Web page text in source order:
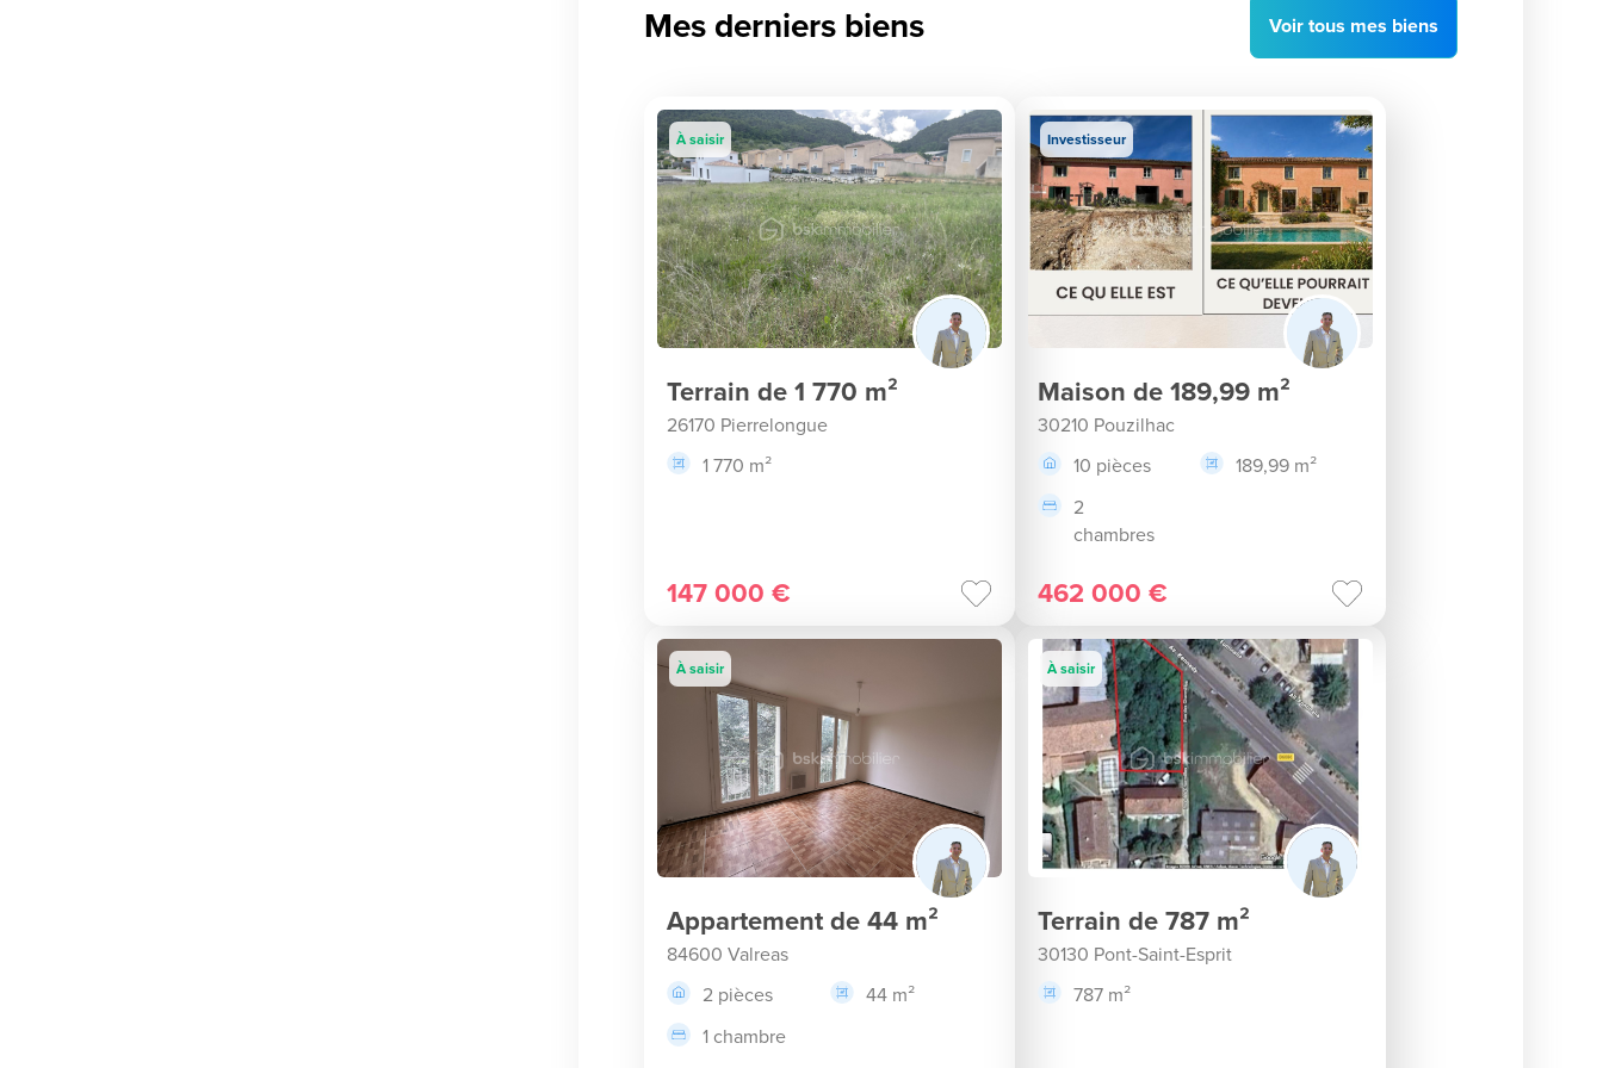
Mes derniers biens Voirtous mes biens
À saisir
Terrain de 1 770 m²
26170 Pierrelongue
1 770 m²
147 000 €
Investisseur
Maison de 189,99 m²
30210 Pouzilhac
10 pièces
189,99 m²
2
chambres
462 000 €
À saisir
Appartement de 44 m²
84600 Valreas
2 pièces
44 m²
1 chambre
À saisir
Terrain de 787 m²
30130 Pont-Saint-Esprit
787 m²